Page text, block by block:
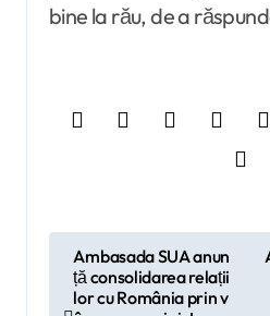
bine la rău, de a
Ambasada SUA anun
ță consolidarea relații
lor cu România prin v